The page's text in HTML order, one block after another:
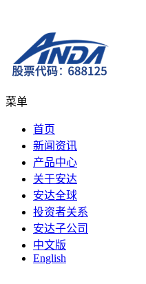
菜单
首页
新闻资讯
产品中心
关于安达
安达全球
投资者关系
安达子公司
中文版
English